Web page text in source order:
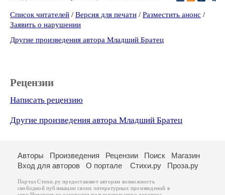
Список читателей / Версия для печати / Разместить анонс /
Заявить о нарушении
Другие произведения автора Младший Братец
Рецензии
Написать рецензию
Другие произведения автора Младший Братец
Авторы Произведения Рецензии Поиск
Магазин
Вход для авторов
О портале Стихи.ру Проза.ру
Портал Стихи.ру предоставляет авторам возможность
свободной публикации своих литературных произведений в